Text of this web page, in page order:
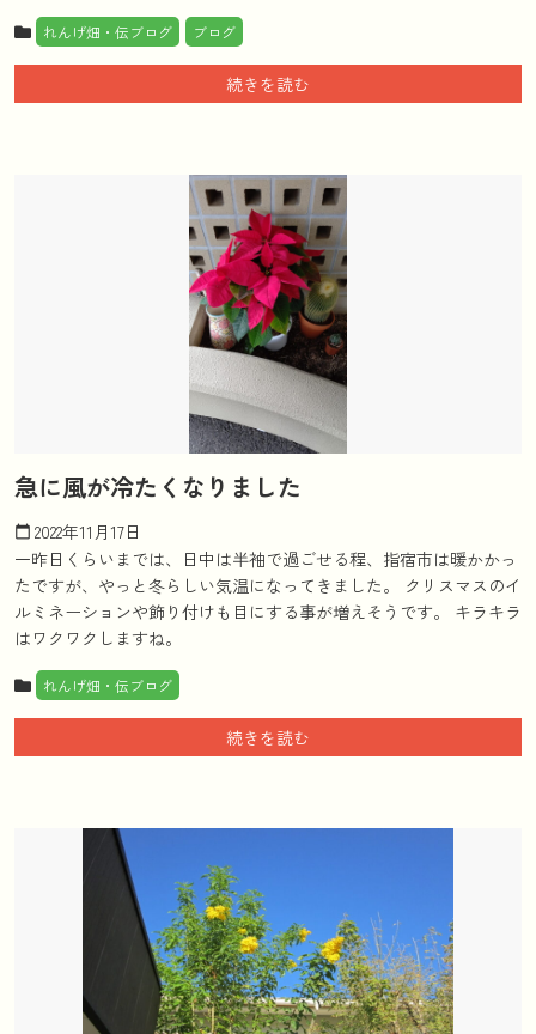
れんげ畑・伝ブログ ブログ
続きを読む
急に風が冷たくなりました
calendar_today 2022年11月17日
一昨日くらいまでは、日中は半袖で過ごせる程、指宿市は暖かかっ
たですが、やっと冬らしい気温になってきました。 クリスマスのイ
ルミネーションや飾り付けも目にする事が増えそうです。 キラキラ
はワクワクしますね。
れんげ畑・伝ブログ
続きを読む